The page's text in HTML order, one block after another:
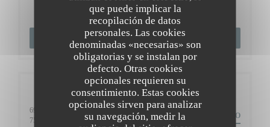
que puede implicar la
recopilación de datos
personales. Las cookies
denominadas «necesarias» son
obligatorias y se instalan por
defecto. Otras cookies
opcionales requieren su
consentimiento. Estas cookies
opcionales sirven para analizar
su navegación, medir la
Reserva
RESERVAR UNA MESA
Información general
69 Rue Caulaincourt,
75018 Paris
((abre en una nueva ventana))
ITINERARIO